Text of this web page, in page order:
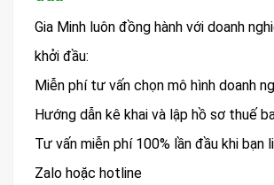
Gia Minh luôn đồng hành với doanh
khởi đầu:
Miễn phí tư vấn chọn mô hình doanh
Hướng dẫn kê khai và lập hồ sơ thuế
Tư vấn miễn phí 100% lần đầu khi bạn
Zalo hoặc hotline